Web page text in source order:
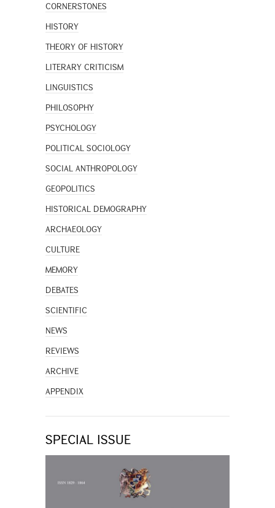
CORNERSTONES
HISTORY
THEORY OF HISTORY
LITERARY CRITICISM
LINGUISTICS
PHILOSOPHY
PSYCHOLOGY
POLITICAL SOCIOLOGY
SOCIAL ANTHROPOLOGY
GEOPOLITICS
HISTORICAL DEMOGRAPHY
ARCHAEOLOGY
CULTURE
MEMORY
DEBATES
SCIENTIFIC
NEWS
REVIEWS
ARCHIVE
APPENDIX
SPECIAL ISSUE